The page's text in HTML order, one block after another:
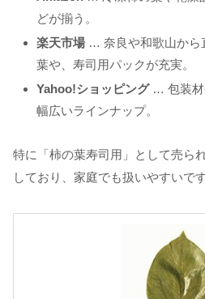
どが揃う。
楽天市場 … 奈良や和歌山から
葉や、寿司用パックが充実。
Yahoo!ショッピング… 包装材
幅広いラインナップ。
特に「柿の葉寿司用」として売ら
しており、家庭でも扱いやすいです